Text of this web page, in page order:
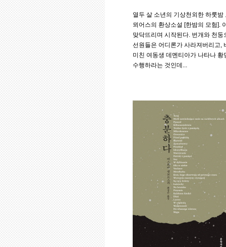
열두 살 소년의 기상천외한 하룻
뫼어스의 환상소설 [한밤의 모험].
맞닥뜨리며 시작된다. 번개와 천
선원들은 어디론가 사라져버리고,
미친 여동생 데멘티아가 나타나
수행하라는 것인데...